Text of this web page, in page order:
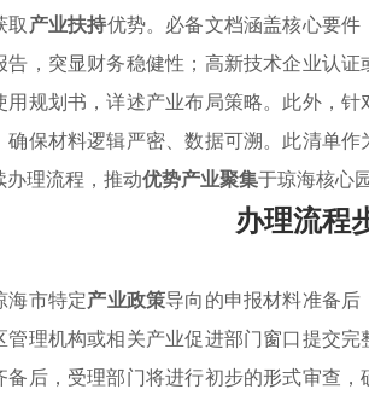
取产业扶持优势。必备文档涵盖核心要
告，突显财务稳健性；高新技术企业认
用规划书，详述产业布局策略。此外，针
确保材料逻辑严密、数据可溯。此清单
理流程，推动优势产业聚集于琼海核心
办理流程
海市特定产业政策导向的申报材料准备
管理机构或相关产业促进部门窗口提交完
备后，受理部门将进行初步的形式审查